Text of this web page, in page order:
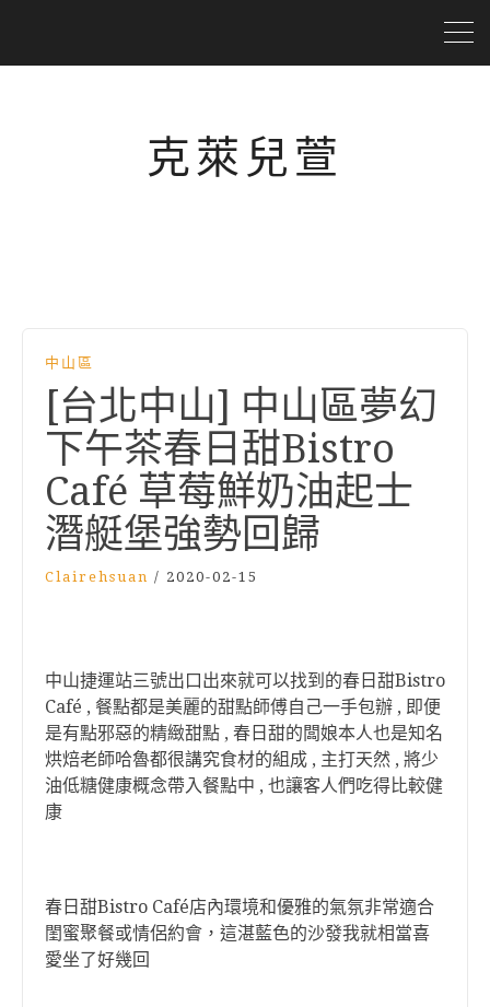
克萊兒萱
中山區
[台北中山] 中山區夢幻
下午茶春日甜Bistro
Café 草莓鮮奶油起士
潛艇堡強勢回歸
Clairehsuan / 2020-02-15
中山捷運站三號出口出來就可以找到的春日甜Bistro
Café , 餐點都是美麗的甜點師傅自己一手包辦 , 即便
是有點邪惡的精緻甜點 , 春日甜的闆娘本人也是知名
烘焙老師哈魯都很講究食材的組成 , 主打天然 , 將少
油低糖健康概念帶入餐點中 , 也讓客人們吃得比較健
康
春日甜Bistro Café店內環境和優雅的氣氛非常適合
閨蜜聚餐或情侶約會，這湛藍色的沙發我就相當喜
愛坐了好幾回